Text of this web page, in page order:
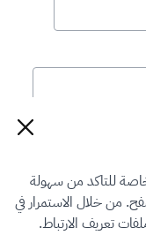
للتاكد من سهولة
من خلال الاستمرار في
تعريف الارتباط.